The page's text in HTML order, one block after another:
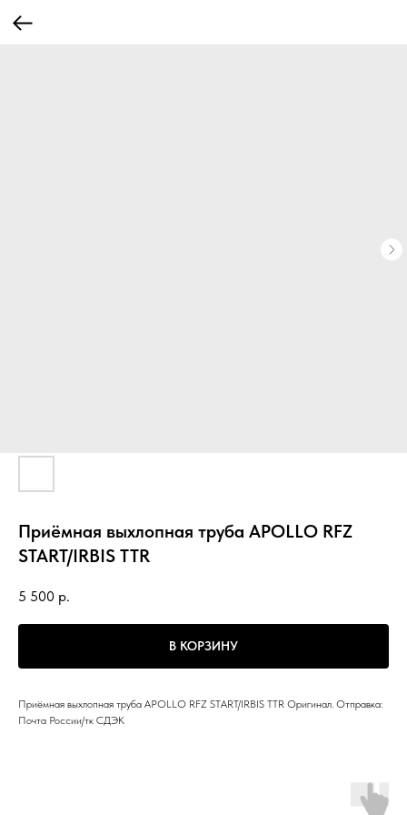
Приёмная выхлопная труба APOLLO RFZ
START/IRBIS TTR
5 500 р.
В КОРЗИНУ
Приёмная выхлопная труба APOLLO RFZ START/IRBIS TTR Оригинал. Отправка:
Почта России/тк СДЭК